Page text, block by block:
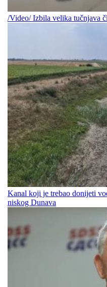
/Video/ Izbila velika tučnjava
Kanal koji je trebao donijeti
niskog Dunava